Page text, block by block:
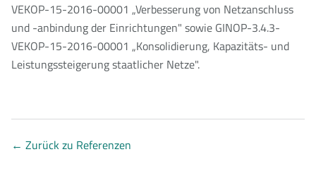
VEKOP-15-2016-00001 „Verbesserung von Netzanschluss
und -anbindung der Einrichtungen" sowie GINOP-3.4.3-
VEKOP-15-2016-00001 „Konsolidierung, Kapazitäts- und
Leistungssteigerung staatlicher Netze".
← Zurück zu Referenzen